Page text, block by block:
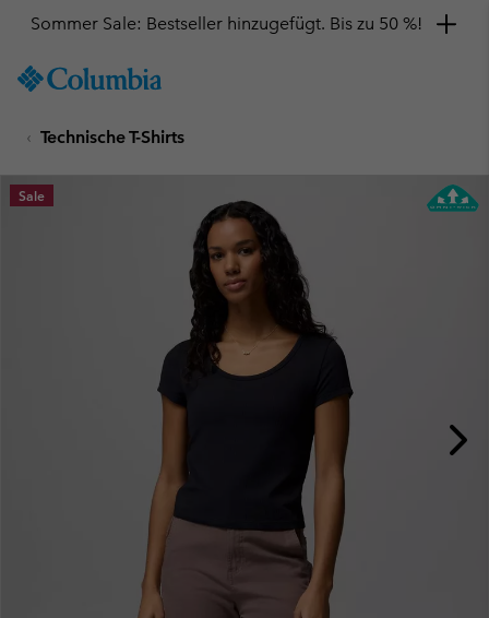
TO
SKIP
MAIN
NAV
Sommer Sale: Bestseller hinzugefügt. Bis zu 50 %!
Technische T-Shirts
Sale